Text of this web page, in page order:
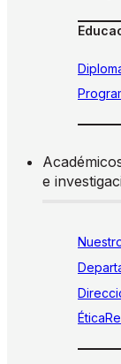
e
Ética